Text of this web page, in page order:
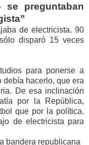
se preguntaban
de electricista. 90
disparó 15 veces
para ponerse a
debía hacerlo, que era
De esa inclinación
por la República,
que por la política.
de electricista para
bandera republicana